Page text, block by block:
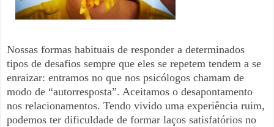
Nossas formas habituais de responder a determinados
tipos de desafios sempre que eles se repetem tendem a se
enraizar: entramos no que nos psicólogos chamam de
modo de “autorresposta”. Aceitamos o desapontamento
nos relacionamentos. Tendo vivido uma experiência ruim,
podemos ter dificuldade de formar laços satisfatórios no